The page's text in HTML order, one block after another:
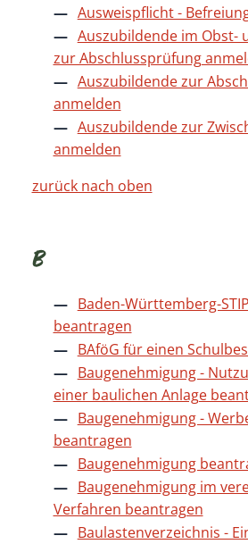
Ausweispflicht -
Auszubildende im Obst-
zur Abschlussprüfung
Auszubildende zur
anmelden
Auszubildende zur
anmelden
zurück nach oben
B
Baden-Württemberg-
beantragen
BAföG für einen
Baugenehmigung -
einer baulichen Anlage
Baugenehmigung -
beantragen
Baugenehmigung
Baugenehmigung im
Verfahren beantragen
Baulastenverzeichnis -